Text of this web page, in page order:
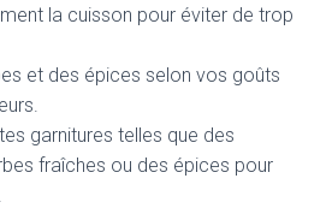
la cuisson pour éviter de trop
et des épices selon vos goûts
garnitures telles que des
fraîches ou des épices pour